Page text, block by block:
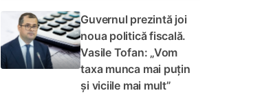
Guvernul prezintă joi
noua politică fiscală.
Vasile Tofan: „Vom
taxa munca mai puțin
și viciile mai mult”